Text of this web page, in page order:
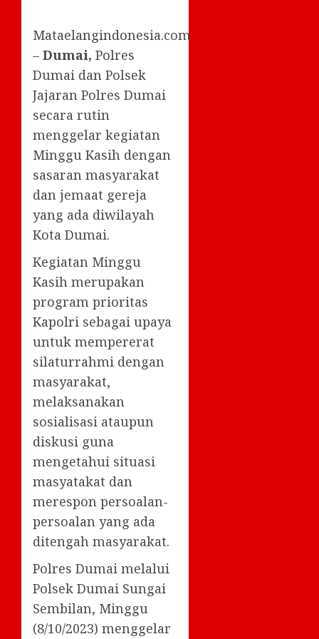
Mataelangindonesia.com
– Dumai, Polres
Dumai dan Polsek
Jajaran Polres Dumai
secara rutin
menggelar kegiatan
Minggu Kasih dengan
sasaran masyarakat
dan jemaat gereja
yang ada diwilayah
Kota Dumai.
Kegiatan Minggu
Kasih merupakan
program prioritas
Kapolri sebagai upaya
untuk mempererat
silaturrahmi dengan
masyarakat,
melaksanakan
sosialisasi ataupun
diskusi guna
mengetahui situasi
masyatakat dan
merespon persoalan-
persoalan yang ada
ditengah masyarakat.
Polres Dumai melalui
Polsek Dumai Sungai
Sembilan, Minggu
(8/10/2023) menggelar